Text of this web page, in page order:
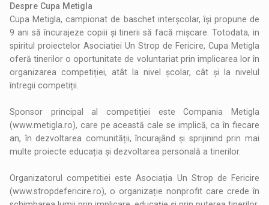
Despre Cupa Metigla
Cupa Metigla, campionat de baschet interșcolar, își propune de
9 ani să încurajeze copiii și tinerii să facă mișcare. Totodata, in
spiritul proiectelor Asociatiei Un Strop de Fericire, Cupa Metigla
oferă tinerilor o oportunitate de voluntariat prin implicarea lor în
organizarea competiției, atât la nivel școlar, cât și la nivelul
întregii competiții.
Sponsor principal al competiției este Compania Metigla
(www.metigla.ro), care pe această cale se implică, ca în fiecare
an, în dezvoltarea comunității, încurajând și sprijinind prin mai
multe proiecte educația și dezvoltarea personală a tinerilor.
Organizatorul competitiei este Asociația Un Strop de Fericire
(www.stropdefericire.ro), o organizație nonprofit care crede în